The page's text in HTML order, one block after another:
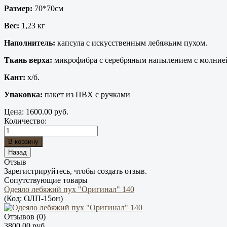
Размер: 70*70см
Вес: 1,23 кг
Наполнитель: капсула с искусственным лебяжьим пухом.
Ткань верха: микрофибра с серебряным напылением с
Кант: х/б.
Упаковка: пакет из ПВХ с ручками
Цена: 1600.00 руб.
Количество:
Отзыв
Зарегистрируйтесь, чтобы создать отзыв.
Сопутствующие товары
Одеяло лебяжий пух "Оригинал" 140
(Код: ОЛП-15он)
Отзывов (0)